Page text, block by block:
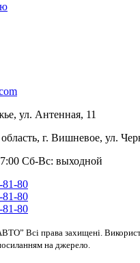
ул. Антенная, 11
г. Вишневое, ул.
Сб-Вс: выходной
81-80
81-80
81-80
Всі права захищені.
на джерело.